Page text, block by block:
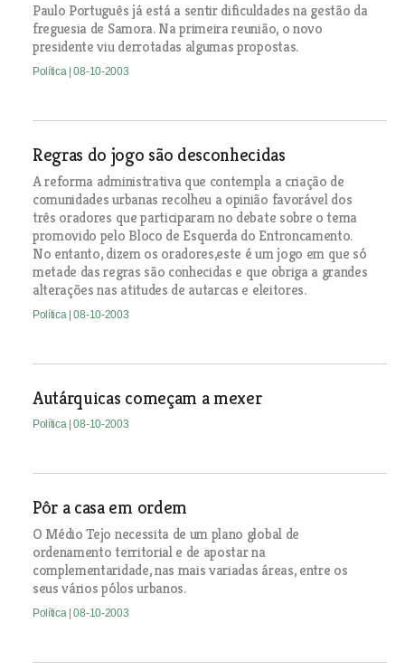
Paulo Português já está a sentir dificuldades na gestão da
freguesia de Samora. Na primeira reunião, o novo
presidente viu derrotadas algumas propostas.
Política | 08-10-2003
Regras do jogo são desconhecidas
A reforma administrativa que contempla a criação de
comunidades urbanas recolheu a opinião favorável dos
três oradores que participaram no debate sobre o tema
promovido pelo Bloco de Esquerda do Entroncamento.
No entanto, dizem os oradores,este é um jogo em que só
metade das regras são conhecidas e que obriga a grandes
alterações nas atitudes de autarcas e eleitores.
Política | 08-10-2003
Autárquicas começam a mexer
Política | 08-10-2003
Pôr a casa em ordem
O Médio Tejo necessita de um plano global de
ordenamento territorial e de apostar na
complementaridade, nas mais variadas áreas, entre os
seus vários pólos urbanos.
Política | 08-10-2003